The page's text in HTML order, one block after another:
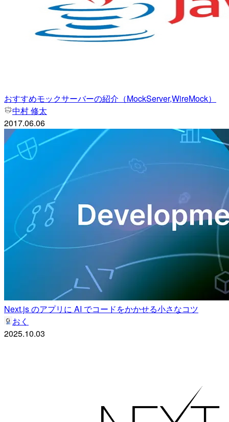
おすすめモックサーバーの紹介（MockServer,WireMock）
中村 修太
2017.06.06
Next.js のアプリに AI でコードをかかせる小さなコツ
おく
2025.10.03